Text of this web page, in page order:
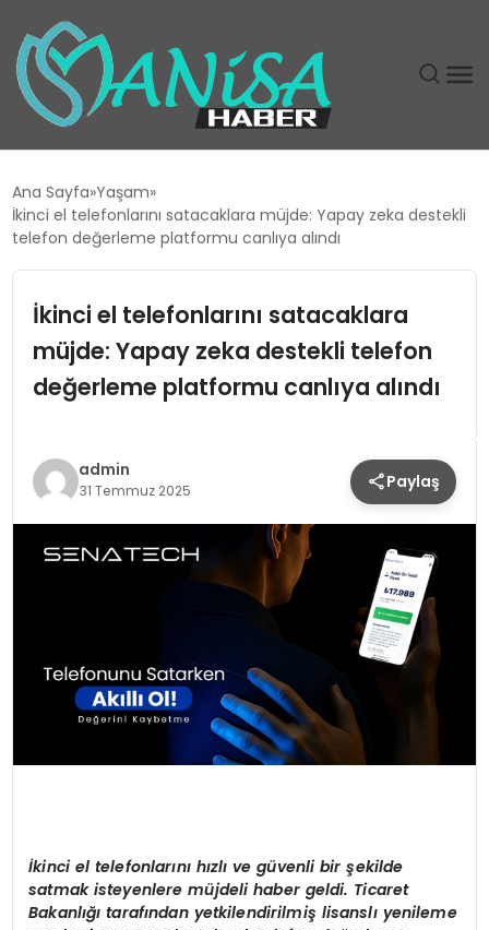
EĞITIM
GÜNDEM
MAGAZIN
SIYASET
SPOR
Ana Sayfa Yaşam
İkinci el telefonlarını satacaklara müjde: Yapay zeka destekli
telefon değerleme platformu canlıya alındı
İkinci el telefonlarını satacaklara
müjde: Yapay zeka destekli telefon
değerleme platformu canlıya alındı
admin
31 Temmuz 2025 Paylaş
İkinci el telefonlarını hızlı ve güvenli bir şekilde
satmak isteyenlere müjdeli haber geldi. Ticaret
Bakanlığı tarafından yetkilendirilmiş lisanslı yenileme